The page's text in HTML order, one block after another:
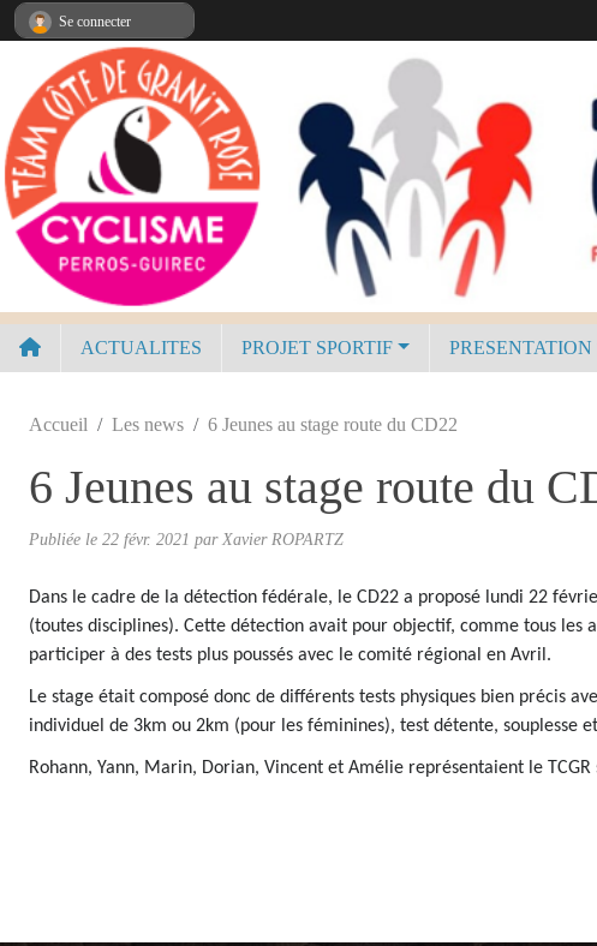
ACTUALITES PROJET SPORTIF PRESENTATION
Accueil Les news 6 Jeunes au stage route du CD22
6 Jeunes au stage route du
Publiée le 22 févr. 2021 par Xavier ROPARTZ
Dans le cadre de la détection fédérale, le CD22 a proposé lundi 22
(toutes disciplines). Cette détection avait pour objectif, comme tous les
participer à des tests plus poussés avec le comité régional en Avril.
Le stage était composé donc de différents tests physiques bien précis
individuel de 3km ou 2km (pour les féminines), test détente, souplesse
Rohann, Yann, Marin, Dorian, Vincent et Amélie représentaient le
Se connecter
Panneau de gestion des cookies